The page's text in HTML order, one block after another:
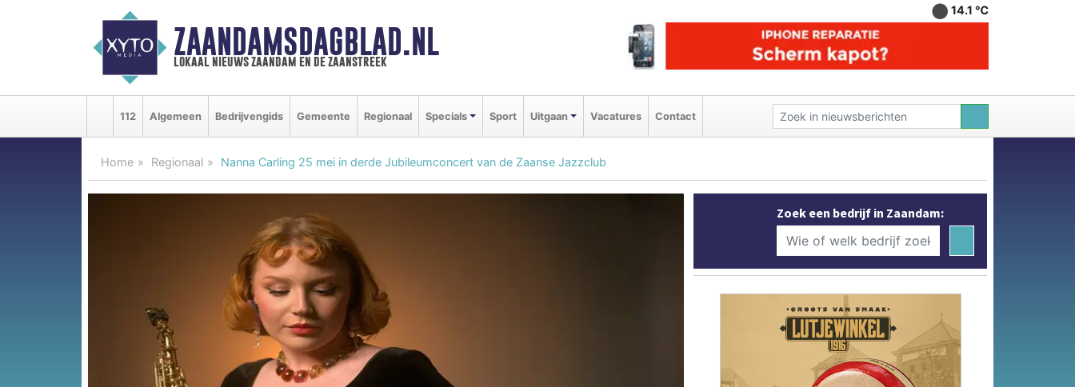
ZAANDAMSDAGBLAD.NL
lokaal nieuws zaandam en de zaanstreek
14.1 ℃
112 Algemeen Bedrijvengids Gemeente Regionaal Specials Sport Uitgaan Vacatures Contact
Home Regionaal Nanna Carling 25 mei in derde Jubileumconcert van de Zaanse Jazzclub
Zoek een bedrijf in Zaandam: